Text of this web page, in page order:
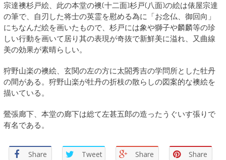
宗達襖杉戸絵、此の本堂の襖(十二面)杉戸(八面)の絵は俵屋宗達
の筆で、自刃した将士の英霊を慰める為に「お念仏、御回向」
にちなんだ絵を画いたもので、杉戸には象や獅子や麟麟等の珍
しい行動を画いて居り其の表現が奇抜で新鮮美に溢れ、又曲線
美の効果が素晴らしい。
狩野山楽の襖絵、玄関の左の方に太閤秀吉の学問所とした牡丹
の間がある。狩野山楽が牡丹の折枝の散らしの図案的な襖絵を
描いている。
鶯張廊下、本堂の廊下は総て左甚五郎の造ったうぐいす張りで
有名である。
Share Tweet Share Share